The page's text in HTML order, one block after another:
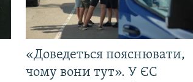
«Доведеться пояснювати,
чому вони тут». У ЄС